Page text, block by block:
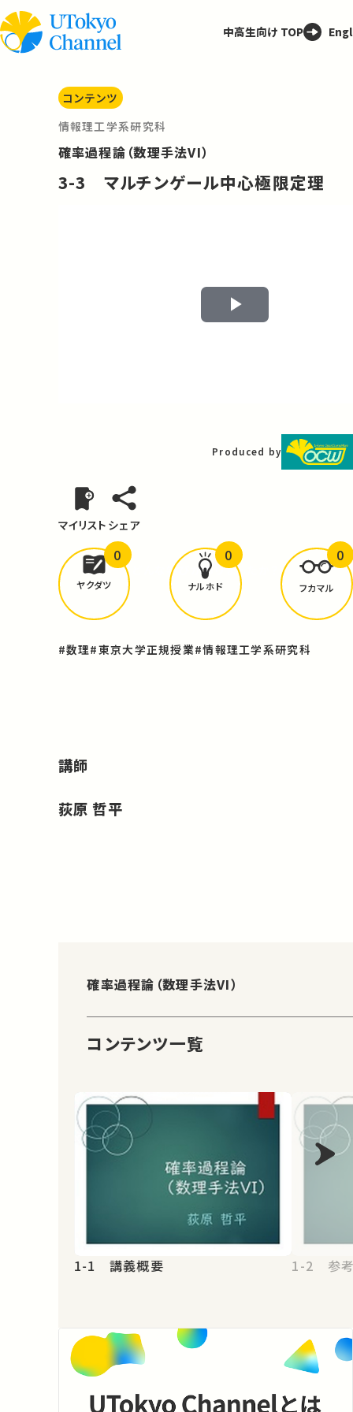
中高生向け TOP
コンテンツ
情報理工学系研究科
確率過程論（数理手法VI）
3-3 マルチンゲール中心極限定理
Play
Produced by
マイリスト シェア
どんな学びがありましたか？
ヤクダツ
0
ナルホド
0
フカマル
0
#数理#東京大学正規授業#情報理工学系研究科
講師
荻原 哲平
確率過程論（数理手法VI）
コンテンツ一覧
1-1 講義概要 1-2 参